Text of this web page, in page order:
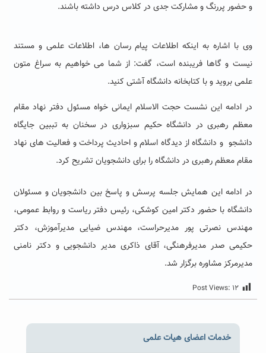
و حضور پررنگ و مشارکت جدی در کلاس درس داشته باشند.
وی با اشاره به اینکه اطلاعات پیام رسان ها، اطلاعات علمی و مستند
نیست و گاها فریبنده است، گفت: از شما می خواهیم به سراغ متون
علمی بروید و با کتابخانه دانشگاه آشتی کنید.
در ادامه این نشست حجت الاسلام ایمانی خواه مسئول دفتر نهاد مقام
معظم رهبری در دانشگاه حکیم سبزواری در سخنان به تببین جایگاه
دانشجو و دانشگاه از دیدگاه اسلام و احادیث پرداخت و فعالیت های نهاد
مقام معظم رهبری در دانشگاه را برای دانشجویان تشریح کرد.
در ادامه این همایش جلسه پرسش و پاسخ بین دانشجویان و مسئولان
دانشگاه با حضور دکتر امین کوشکی، رئیس دفتر ریاست و روابط عمومی،
مهندس نصرتی پور مدیرحراست، مهندس ضیایی مدیرآموزش، دکتر
حکیمی صدر مدیرفرهنگی، آقای ذاکری مدیر دانشجویی و دکتر نامنی
مدیرمرکز مشاوره برگزار شد.
Post Views: ۱۲
خدمات اعضای هیات علمی